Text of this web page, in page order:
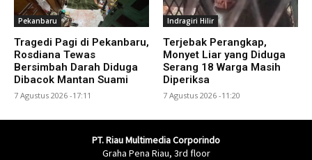
Pekanbaru
Tragedi Pagi di Pekanbaru,
Rosdiana Tewas
Bersimbah Darah Diduga
Dibacok Mantan Suami
7 Agustus 2026 -17:11
Indragiri Hilir
Terjebak Perangkap,
Monyet Liar yang Diduga
Serang 18 Warga Masih
Diperiksa
7 Agustus 2026 -11:20
PT. Riau Multimedia Corporindo
Graha Pena Riau, 3rd floor